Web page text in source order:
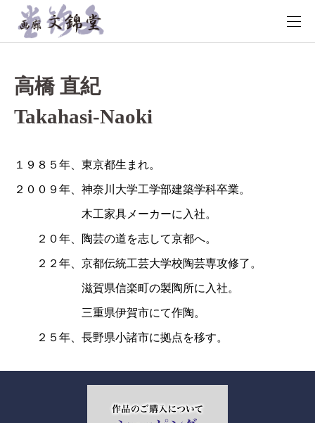
高橋 直紀
Takahasi-Naoki
１９８５年、東京都生まれ。
２００９年、神奈川大学工学部建築学科卒業。
木工家具メーカーに入社。
２０年、陶芸の道を志して京都へ。
２２年、京都伝統工芸大学校陶芸専攻修了。
滋賀県信楽町の製陶所に入社。
三重県伊賀市にて作陶。
２５年、長野県小諸市に拠点を移す。